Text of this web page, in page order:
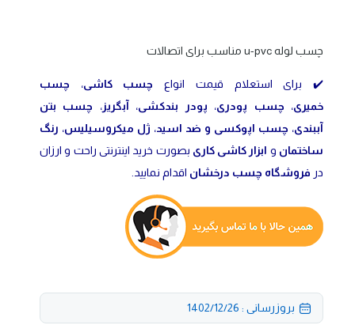
چسب لوله u-pvc مناسب برای اتصالات
✔️ برای استعلام قیمت انواع چسب کاشی، چسب
خمیری، چسب پودری، پودر بندکشی،آبگریز، چسب بتن
آببندی، چسب اپوکسی و ضد اسید، ژل میکروسیلیس، رنگ
ساختمان و ابزار کاشی کاری بصورت خرید اینترنتی راحت و ارزان
در فروشگاه چسب درخشان اقدام نمایید.
بروزرسانی : 1402/12/26